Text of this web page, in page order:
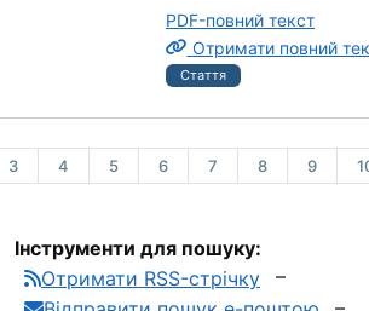
PDF-повний текст
Отримати повний
Стаття
3 4 5 6 7 8 9
Інструменти для пошуку:
Отримати RSS-стрічку